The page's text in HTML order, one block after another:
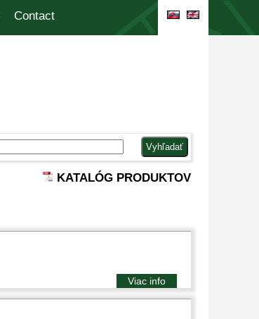
Contact
KATALÓG PRODUKTOV
Viac info